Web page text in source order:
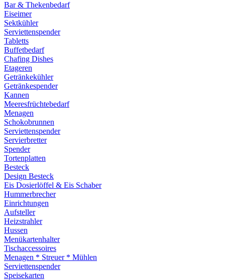
Bar & Thekenbedarf
Eiseimer
Sektkühler
Serviettenspender
Tabletts
Buffetbedarf
Chafing Dishes
Etageren
Getränkekühler
Getränkespender
Kannen
Meeresfrüchtebedarf
Menagen
Schokobrunnen
Serviettenspender
Servierbretter
Spender
Tortenplatten
Besteck
Design Besteck
Eis Dosierlöffel & Eis Schaber
Hummerbrecher
Einrichtungen
Aufsteller
Heizstrahler
Hussen
Menükartenhalter
Tischaccessoires
Menagen * Streuer * Mühlen
Serviettenspender
Speisekarten